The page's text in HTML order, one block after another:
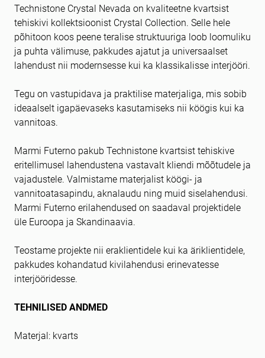
Technistone Crystal Nevada on kvaliteetne kvartsist
tehiskivi kollektsioonist Crystal Collection. Selle hele
põhitoon koos peene teralise struktuuriga loob loomuliku
ja puhta välimuse, pakkudes ajatut ja universaalset
lahendust nii modernsesse kui ka klassikalisse interjööri.
Tegu on vastupidava ja praktilise materjaliga, mis sobib
ideaalselt igapäevaseks kasutamiseks nii köögis kui ka
vannitoas.
Marmi Futerno pakub Technistone kvartsist tehiskive
eritellimusel lahendustena vastavalt kliendi mõõtudele ja
vajadustele. Valmistame materjalist köögi- ja
vannitoatasapindu, aknalaudu ning muid siselahendusi.
Marmi Futerno erilahendused on saadaval projektidele
üle Euroopa ja Skandinaavia.
Teostame projekte nii eraklientidele kui ka äriklientidele,
pakkudes kohandatud kivilahendusi erinevatesse
interjööridesse.
TEHNILISED ANDMED
Materjal: kvarts